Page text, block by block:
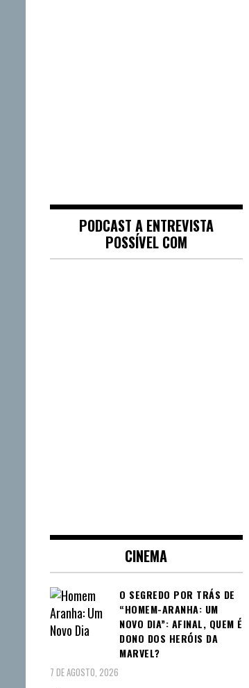
PODCAST A ENTREVISTA
POSSÍVEL COM
CINEMA
O SEGREDO POR TRÁS DE
“HOMEM-ARANHA: UM
NOVO DIA”: AFINAL, QUEM É
DONO DOS HERÓIS DA
MARVEL?
7 DE AGOSTO, 2026